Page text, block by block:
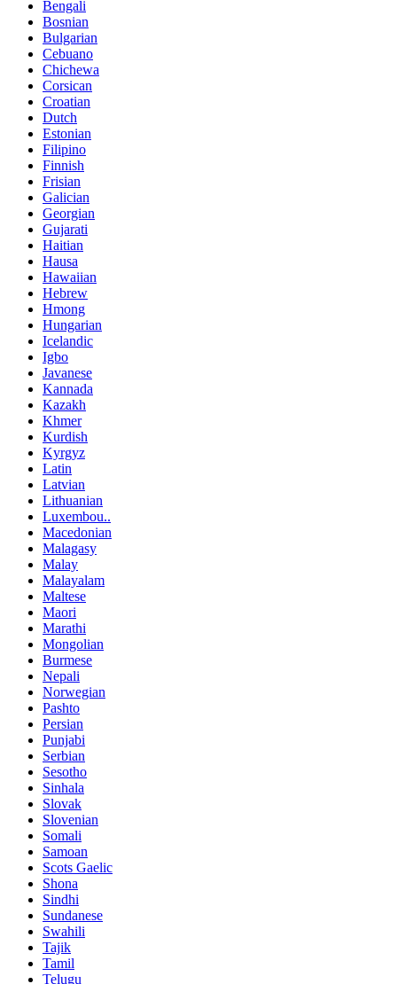
Bengali
Bosnian
Bulgarian
Cebuano
Chichewa
Corsican
Croatian
Dutch
Estonian
Filipino
Finnish
Frisian
Galician
Georgian
Gujarati
Haitian
Hausa
Hawaiian
Hebrew
Hmong
Hungarian
Icelandic
Igbo
Javanese
Kannada
Kazakh
Khmer
Kurdish
Kyrgyz
Latin
Latvian
Lithuanian
Luxembou..
Macedonian
Malagasy
Malay
Malayalam
Maltese
Maori
Marathi
Mongolian
Burmese
Nepali
Norwegian
Pashto
Persian
Punjabi
Serbian
Sesotho
Sinhala
Slovak
Slovenian
Somali
Samoan
Scots Gaelic
Shona
Sindhi
Sundanese
Swahili
Tajik
Tamil
Telugu